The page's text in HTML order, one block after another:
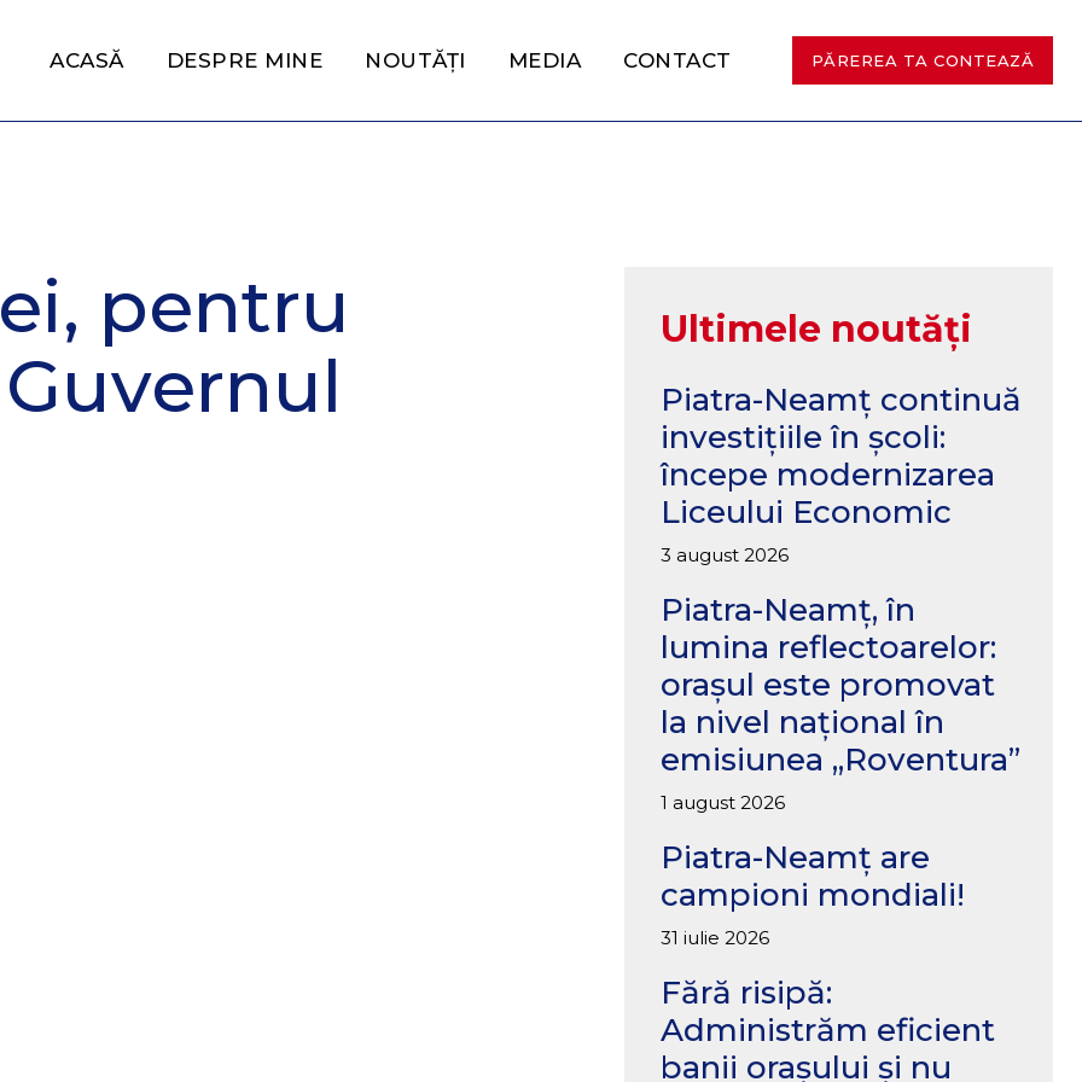
ACASĂ DESPRE MINE NOUTĂȚI MEDIA CONTACT PĂREREA TA CONTEAZĂ
pentru
Ultimele noutăți
Piatra-Neamț continuă
investițiile în școli:
începe modernizarea
Liceului Economic
3 august 2026
Piatra-Neamț, în
lumina reflectoarelor:
orașul este promovat
la nivel național în
emisiunea „Roventura”
1 august 2026
Piatra-Neamț are
campioni mondiali!
31 iulie 2026
Fără risipă:
Administrăm eficient
banii orașului și nu